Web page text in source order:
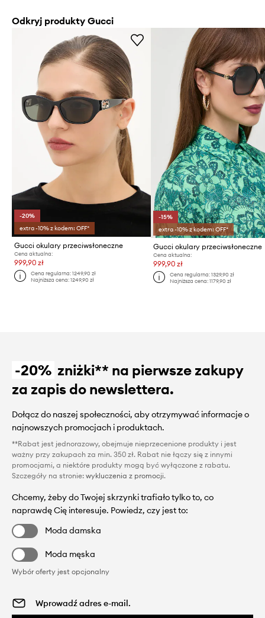
Odkryj produkty Gucci
-20%
extra -10% z kodem: OFF*
Gucci okulary przeciwsłoneczne
Cena aktualna:
999,90 zł
Cena regularna:1249,90 zł
Najniższa cena:1249,90 zł
-15%
extra -10% z kodem: OFF*
Gucci okulary przeciwsłoneczne
Cena aktualna:
999,90 zł
Cena regularna: 1329,90 zł
Najniższa cena: 1179,90 zł
-20% zniżki** na pierwsze zakupy
za zapis do newslettera.
Dołącz do naszej społeczności, aby otrzymywać informacje o
najnowszych promocjach i produktach.
**Rabat jest jednorazowy, obejmuje nieprzecenione produkty i jest
ważny przy zakupach za min. 350 zł. Rabat nie łączy się z innymi
promocjami, a niektóre produkty mogą być wyłączone z rabatu.
Szczegóły na stronie: wykluczenia z promocji.
Chcemy, żeby do Twojej skrzynki trafiało tylko to, co
naprawdę Cię interesuje. Powiedz, czy jest to:
Moda damska
Moda męska
Wybór oferty jest opcjonalny